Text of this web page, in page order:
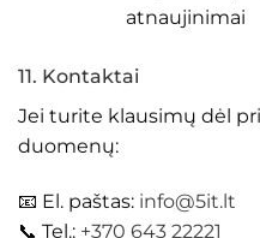
atnaujinimai
11. Kontaktai
Jei turite klausimų dėl
duomenų:
📧 El. paštas: info@5it.lt
📞 Tel.: +370 643 22221